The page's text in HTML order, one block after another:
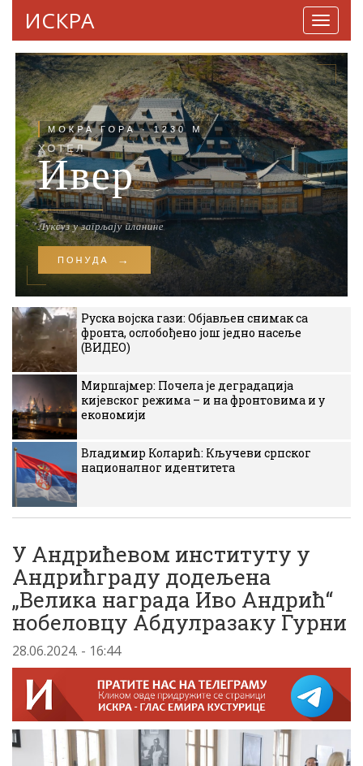
ИСКРА
Руска војска гази: Објављен снимак са
фронта, ослобођено још једно насеље
(ВИДЕО)
Миршајмер: Почела је деградација
кијевског режима – и на фронтовима и у
економији
Владимир Коларић: Кључеви српског
националног идентитета
У Андрићевом институту у
Андрићграду додељена
„Велика награда Иво Андрић“
нобеловцу Абдулразаку Гурни
28.06.2024. - 16:44